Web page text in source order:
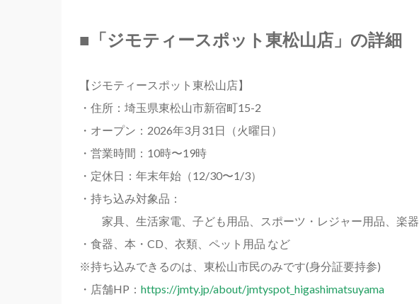
■ 「ジモティースポット東松山店」の詳細
【ジモティースポット東松山店】
・住所：埼玉県東松山市新宿町15-2
・オープン：2026年3月31日（火曜日）
・営業時間：10時〜19時
・定休日：年末年始（12/30〜1/3）
・持ち込み対象品：
家具、生活家電、子ども用品、スポーツ・レジャー用品、楽器
・食器、本・CD、衣類、ペット用品 など
※持ち込みできるのは、東松山市民のみです(身分証要持参)
・店舗HP： https://jmty.jp/about/jmtyspot_higashimatsuyama